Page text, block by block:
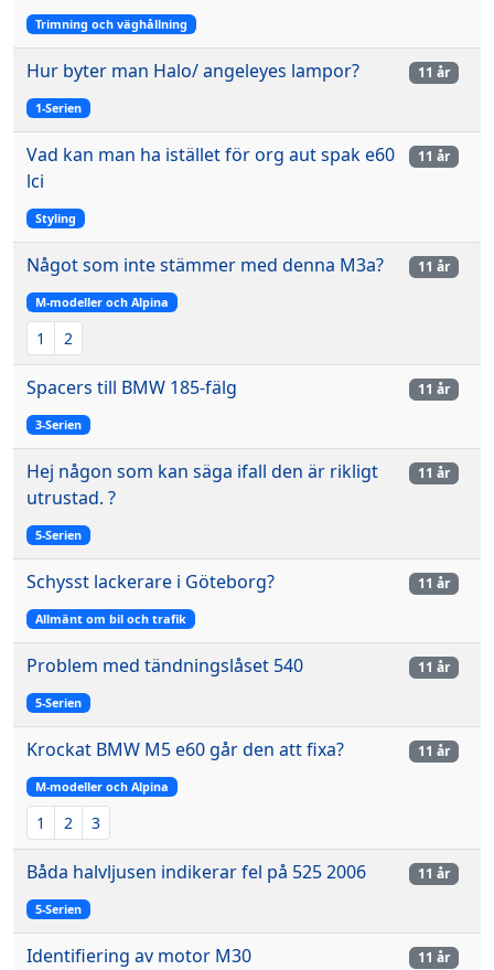
Trimning och väghållning
Hur byter man Halo/ angeleyes lampor?
1-Serien
11 år
Vad kan man ha istället för org aut spak e60
lci
Styling
11 år
Något som inte stämmer med denna M3a?
M-modeller och Alpina
1 2
11 år
Spacers till BMW 185-fälg
3-Serien
11 år
Hej någon som kan säga ifall den är rikligt
utrustad. ?
5-Serien
11 år
Schysst lackerare i Göteborg?
Allmänt om bil och trafik
11 år
Problem med tändningslåset 540
5-Serien
11 år
Krockat BMW M5 e60 går den att fixa?
M-modeller och Alpina
1 2 3
11 år
Båda halvljusen indikerar fel på 525 2006
5-Serien
11 år
Identifiering av motor M30 11 år